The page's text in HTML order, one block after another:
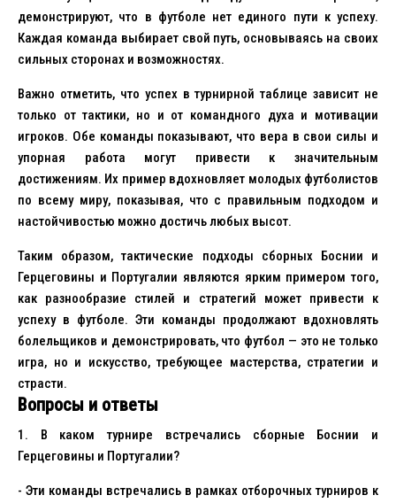
демонстрируют, что в футболе нет единого пути к успеху.
Каждая команда выбирает свой путь, основываясь на своих
сильных сторонах и возможностях.
Важно отметить, что успех в турнирной таблице зависит не
только от тактики, но и от командного духа и мотивации
игроков. Обе команды показывают, что вера в свои силы и
упорная работа могут привести к значительным
достижениям. Их пример вдохновляет молодых футболистов
по всему миру, показывая, что с правильным подходом и
настойчивостью можно достичь любых высот.
Таким образом, тактические подходы сборных Боснии и
Герцеговины и Португалии являются ярким примером того,
как разнообразие стилей и стратегий может привести к
успеху в футболе. Эти команды продолжают вдохновлять
болельщиков и демонстрировать, что футбол — это не только
игра, но и искусство, требующее мастерства, стратегии и
страсти.
Вопросы и ответы
1. В каком турнире встречались сборные Боснии и
Герцеговины и Португалии?
- Эти команды встречались в рамках отборочных турниров к